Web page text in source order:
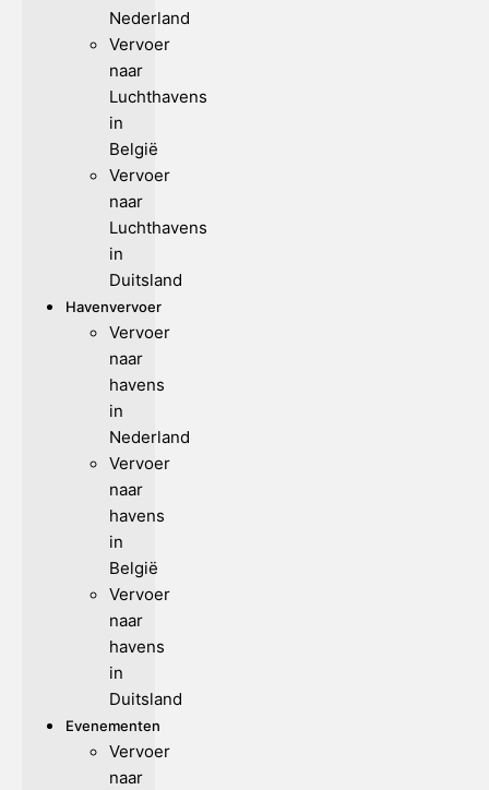
Nederland
Vervoer
naar
Luchthavens
in
België
Vervoer
naar
Luchthavens
in
Duitsland
Havenvervoer
Vervoer
naar
havens
in
Nederland
Vervoer
naar
havens
in
België
Vervoer
naar
havens
in
Duitsland
Evenementen
Vervoer
naar